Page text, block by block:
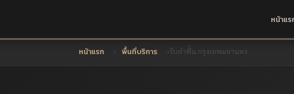
หน้าแร
หน้าแรก พื้นที่บริการ รับทำพื้น กรุงเทพมหานคร